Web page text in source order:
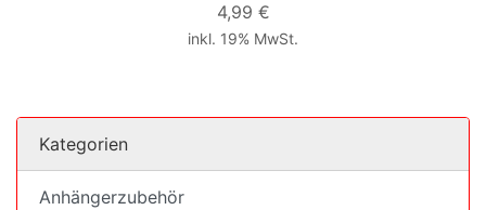
4,99 €
inkl. 19% MwSt.
Kategorien
Anhängerzubehör